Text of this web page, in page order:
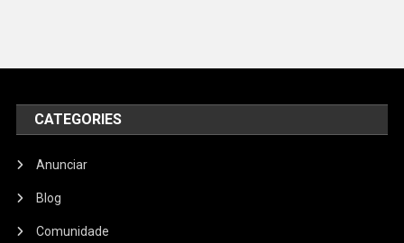
CATEGORIES
Anunciar
Blog
Comunidade